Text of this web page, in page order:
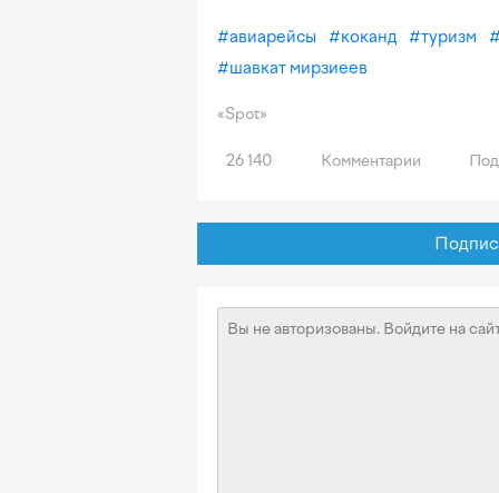
#авиарейсы #коканд #туризм
#шавкат мирзиеев
«Spot»
26 140 Комментарии